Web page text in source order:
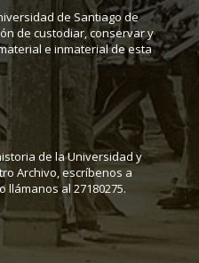
de Santiago de
de custodiar, conservar y
e inmaterial de esta
de la Universidad y
Archivo, escríbenos a
llámanos al 27180275.